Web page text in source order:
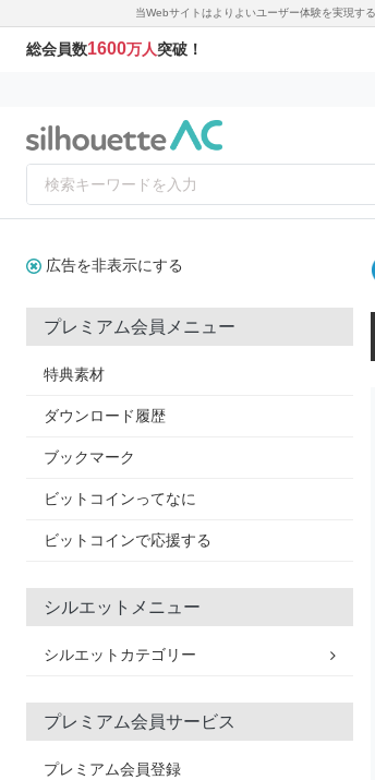
当Webサイトはよりよいユーザー体験を実現す
総会員数1600万人突破！
広告を非表示にする
プレミアム会員メニュー
特典素材
ダウンロード履歴
ブックマーク
ビットコインってなに
ビットコインで応援する
シルエットメニュー
シルエットカテゴリー
プレミアム会員サービス
プレミアム会員登録